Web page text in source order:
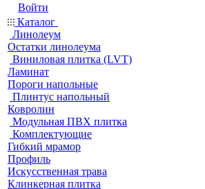
Войти
Каталог
Линолеум
Остатки линолеума
Виниловая плитка (LVT)
Ламинат
Пороги напольные
Плинтус напольный
Ковролин
Модульная ПВХ плитка
Комплектующие
Гибкий мрамор
Профиль
Искусственная трава
Клинкерная плитка